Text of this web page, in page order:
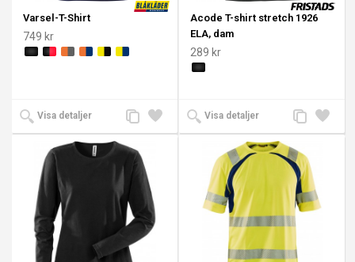
Varsel-T-Shirt
749 kr
Visa detaljer
Lägg
till i
Lägg
till
jämförelse
Acode T-shirt stretch 1926
ELA, dam
289 kr
Visa detaljer
Lägg
till i
Lägg
till